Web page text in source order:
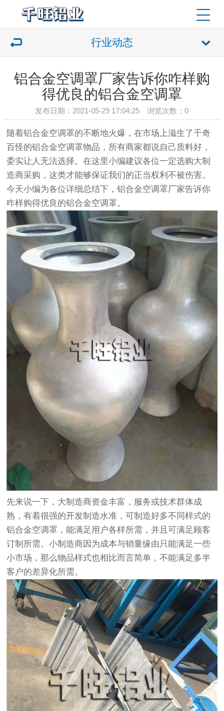
行业动态
铝合金空调罩厂家告诉你咋样购
得优良的铝合金空调罩
发布日期：2021-05-29 17:04:25 浏览次数：0
随着铝合金空调罩的不断地火爆，在市场上滋生了千奇
百怪的铝合金空调罩物品，所有商家都说自己质料好，
委实让人无法选择。在这里小编建议各位一定选购大制
造商采购，这类才能够保证我们的正当权利不被伤害。
今天小编为各位详细总结下，铝合金空调罩厂家告诉你
咋样购得优良的铝合金空调罩。
先来说一下，大制造商资金丰富，服务或技术群体成
熟，有着很强的开发制造水准，可制造好多不同样式的
铝合金空调罩，能满足用户各样所需，并且可满足顾客
订制所需。小制造商因为成本与销量缘由只能满足一些
小市场，那么物品样式也相比而言简单，不能满足多半
客户的差异化所需。